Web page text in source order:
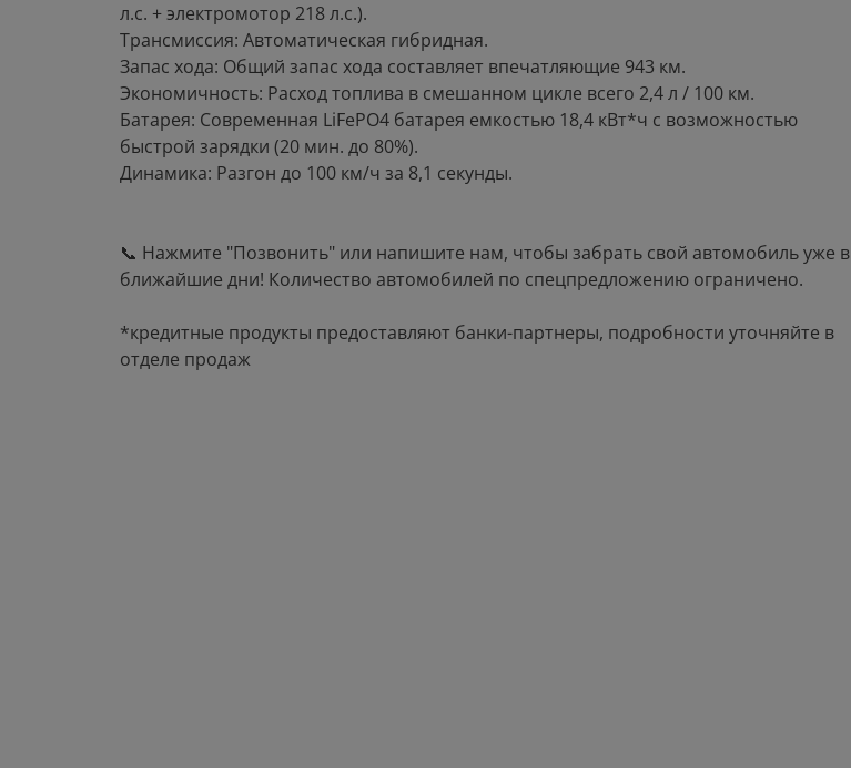
л.с. + электромотор 218 л.с.).
Трансмиссия: Автоматическая гибридная.
Запас хода: Общий запас хода составляет впечатляющие 943 км.
Экономичность: Расход топлива в смешанном цикле всего 2,4 л / 100 км.
Батарея: Современная LiFePO4 батарея емкостью 18,4 кВт*ч с возможностью
быстрой зарядки (20 мин. до 80%).
Динамика: Разгон до 100 км/ч за 8,1 секунды.
📞 Нажмите "Позвонить" или напишите нам, чтобы забрать свой автомобиль уже в
ближайшие дни! Количество автомобилей по спецпредложению ограничено.
*кредитные продукты предоставляют банки-партнеры, подробности уточняйте в
отделе продаж